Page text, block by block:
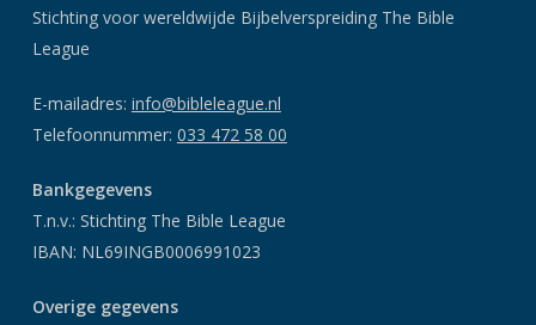
Stichting voor wereldwijde Bijbelverspreiding The Bible
League
E-mailadres: info@bibleleague.nl
Telefoonnummer: 033 472 58 00
Bankgegevens
T.n.v.: Stichting The Bible League
IBAN: NL69INGB0006991023
Overige gegevens